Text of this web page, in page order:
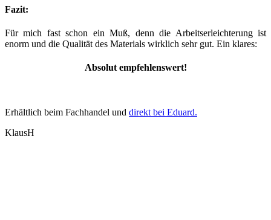
Fazit:
Für mich fast schon ein Muß, denn die Arbeitserleichterung ist
enorm und die Qualität des Materials wirklich sehr gut. Ein klares:
Absolut empfehlenswert!
Erhältlich beim Fachhandel und direkt bei Eduard.
KlausH